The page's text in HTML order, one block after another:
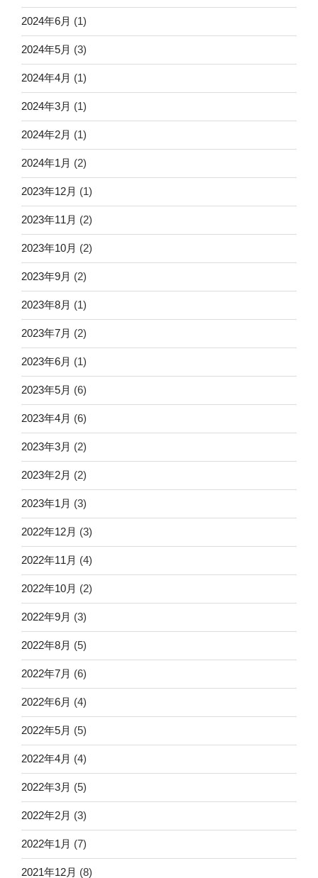
2024年6月 (1)
2024年5月 (3)
2024年4月 (1)
2024年3月 (1)
2024年2月 (1)
2024年1月 (2)
2023年12月 (1)
2023年11月 (2)
2023年10月 (2)
2023年9月 (2)
2023年8月 (1)
2023年7月 (2)
2023年6月 (1)
2023年5月 (6)
2023年4月 (6)
2023年3月 (2)
2023年2月 (2)
2023年1月 (3)
2022年12月 (3)
2022年11月 (4)
2022年10月 (2)
2022年9月 (3)
2022年8月 (5)
2022年7月 (6)
2022年6月 (4)
2022年5月 (5)
2022年4月 (4)
2022年3月 (5)
2022年2月 (3)
2022年1月 (7)
2021年12月 (8)